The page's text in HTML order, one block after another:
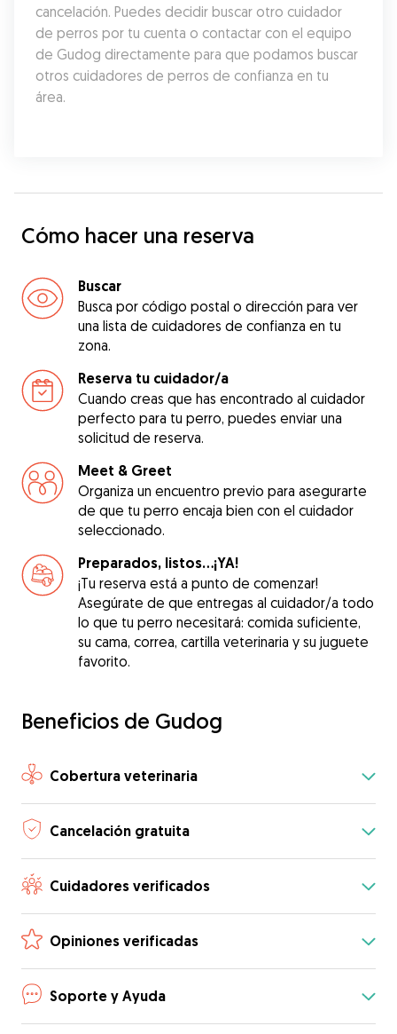
cancelación. Puedes decidir buscar otro cuidador
de perros por tu cuenta o contactar con el equipo
de Gudog directamente para que podamos buscar
otros cuidadores de perros de confianza en tu
área.
Cómo hacer una reserva
Buscar
Busca por código postal o dirección para ver
una lista de cuidadores de confianza en tu
zona.
Reserva tu cuidador/a
Cuando creas que has encontrado al cuidador
perfecto para tu perro, puedes enviar una
solicitud de reserva.
Meet & Greet
Organiza un encuentro previo para asegurarte
de que tu perro encaja bien con el cuidador
seleccionado.
Preparados, listos...¡YA!
¡Tu reserva está a punto de comenzar!
Asegúrate de que entregas al cuidador/a todo
lo que tu perro necesitará: comida suficiente,
su cama, correa, cartilla veterinaria y su juguete
favorito.
Beneficios de Gudog
Cobertura veterinaria
Cancelación gratuita
Cuidadores verificados
Opiniones verificadas
Soporte y Ayuda